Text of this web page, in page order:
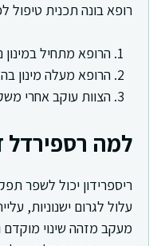
רופא בונה תכנית טיפול
הרופא מתחיל במינון
הרופא מעלה מינון
הצוות עוקב אחרי
למה
ריספרידון יכול לשפר
עלול לגרום ישנוניות,
מעקב מזהה שינוי